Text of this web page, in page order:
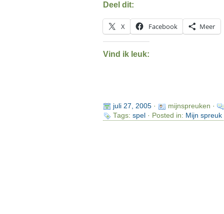
Deel dit:
X Facebook Meer
Vind ik leuk:
juli 27, 2005·
mijnspreuken ·
Tags: spel · Posted in: Mijn